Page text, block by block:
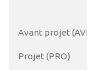
Avant projet
Projet (PRO)